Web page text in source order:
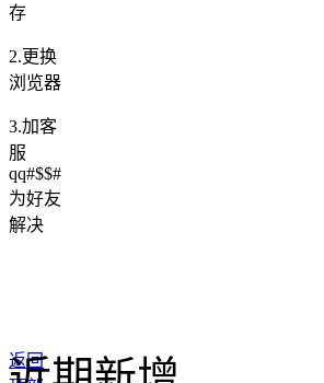
存
2.更换
浏览器
3.加客
服
qq#$$#
为好友
解决
返回